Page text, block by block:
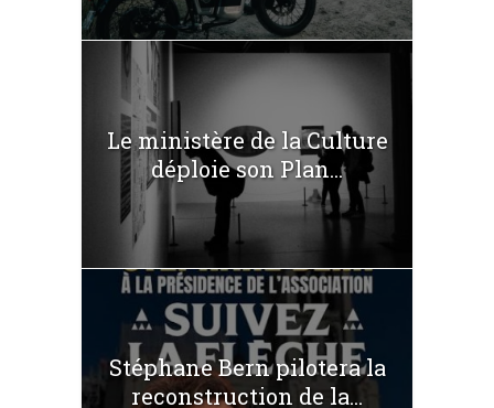
Le ministère de la Culture
déploie son Plan...
Stéphane Bern pilotera la
reconstruction de la...